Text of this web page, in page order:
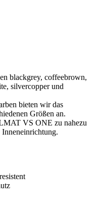
blackgrey, coffeebrown,
silvercopper und
bieten wir das
Größen an.
VS ONE zu nahezu
Inneneinrichtung.